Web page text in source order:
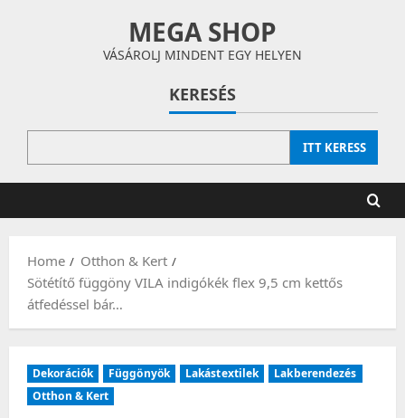
MEGA SHOP
VÁSÁROLJ MINDENT EGY HELYEN
KERESÉS
ITT KERESS
Home
Otthon & Kert
Sötétítő függöny VILA indigókék flex 9,5 cm kettős
átfedéssel bár…
Dekorációk Függönyök Lakástextilek
Lakberendezés
Otthon & Kert